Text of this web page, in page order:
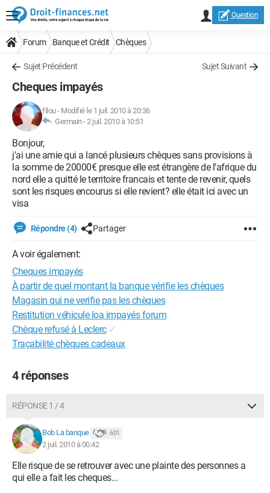
Question
Forum Banque et Crédit Chèques
Sujet Précédent Sujet Suivant
Cheques impayés
filou- Modifié le 1 juil. 2010 à 20:36
Germain -2 juil. 2010 à 10:51
Bonjour,
j'ai une amie qui a lancé plusieurs chèques sans provisions à
la somme de 20000€ presque elle est étrangère de l'afrique du
nord elle a quitté le territoire francais et tente de revenir, quels
sont les risques encourus si elle revient? elle était ici avec un
visa
Répondre (4) Partager
A voir également:
Cheques impayés
À partir de quel montant la banque vérifie les chèques
Magasin qui ne verifie pas les chèques
Restitution véhicule loa impayés forum
Chèque refusé à Leclerc ✓
Traçabilité chèques cadeaux
4 réponses
RÉPONSE 1 / 4
Bob La banque 601
2 juil. 2010 à 00:42
Elle risque de se retrouver avec une plainte des personnes a
qui elle a fait les cheques...